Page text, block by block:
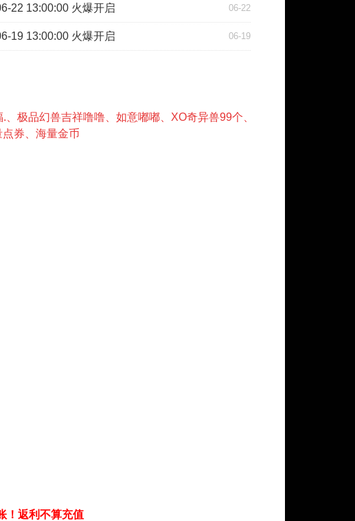
06-22
22 13:00:00 火爆开启
06-19
19 13:00:00 火爆开启
、极品幻兽吉祥噜噜、如意嘟嘟、XO奇异兽99个、
券、海量金币
！返利不算充值